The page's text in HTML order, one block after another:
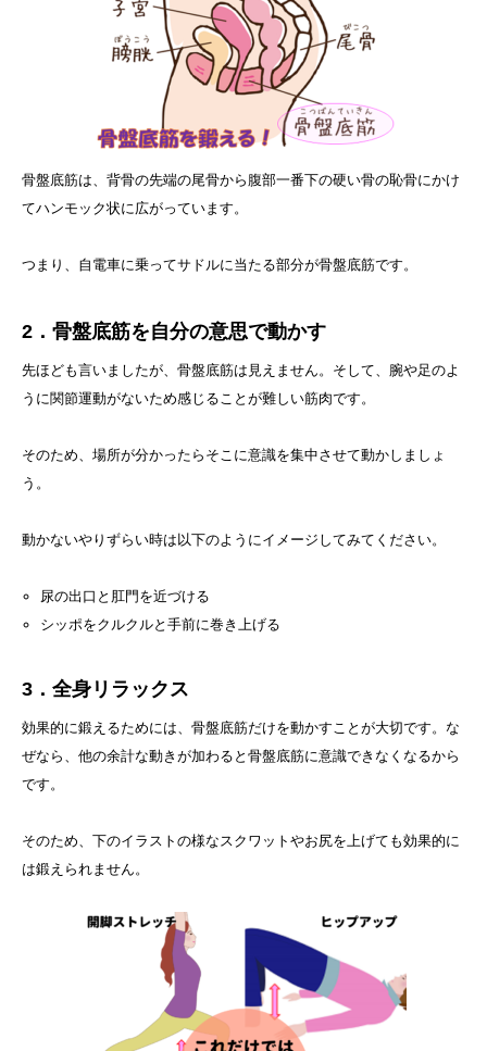
骨盤底筋は、背骨の先端の尾骨から腹部一番下の硬い骨の恥骨にかけ
てハンモック状に広がっています。
つまり、自電車に乗ってサドルに当たる部分が骨盤底筋です。
2．骨盤底筋を自分の意思で動かす
先ほども言いましたが、骨盤底筋は見えません。そして、腕や足のよ
うに関節運動がないため感じることが難しい筋肉です。
そのため、場所が分かったらそこに意識を集中させて動かしましょ
う。
動かないやりずらい時は以下のようにイメージしてみてください。
尿の出口と肛門を近づける
シッポをクルクルと手前に巻き上げる
3．全身リラックス
効果的に鍛えるためには、骨盤底筋だけを動かすことが大切です。な
ぜなら、他の余計な動きが加わると骨盤底筋に意識できなくなるから
です。
そのため、下のイラストの様なスクワットやお尻を上げても効果的に
は鍛えられません。